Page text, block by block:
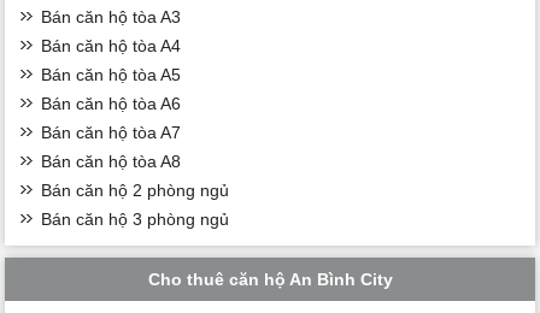
Bán căn hộ tòa A3
Bán căn hộ tòa A4
Bán căn hộ tòa A5
Bán căn hộ tòa A6
Bán căn hộ tòa A7
Bán căn hộ tòa A8
Bán căn hộ 2 phòng ngủ
Bán căn hộ 3 phòng ngủ
Cho thuê căn hộ An Bình City